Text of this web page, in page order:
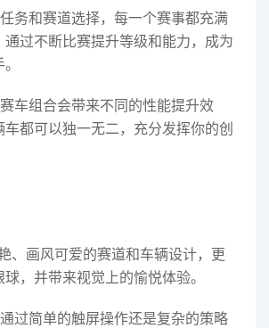
务和赛道选择，每一个赛事都充满
通过不断比赛提升等级和能力，成为
车组合会带来不同的性能提升效
都可以独一无二，充分发挥你的创
、画风可爱的赛道和车辆设计，更
，并带来视觉上的愉悦体验。
过简单的触屏操作还是复杂的策略